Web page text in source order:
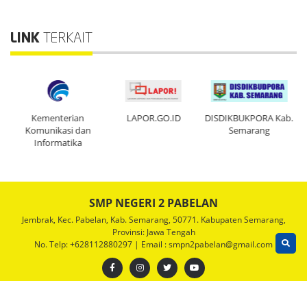
LINK TERKAIT
Kementerian
Komunikasi dan
Informatika
LAPOR.GO.ID
DISDIKBUKPORA Kab.
Semarang
SMP NEGERI 2 PABELAN
Jembrak, Kec. Pabelan, Kab. Semarang, 50771. Kabupaten Semarang,
Provinsi: Jawa Tengah
No. Telp: +628112880297 | Email : smpn2pabelan@gmail.com